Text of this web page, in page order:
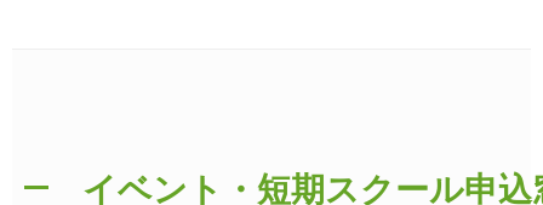
イベント・短期スクール申